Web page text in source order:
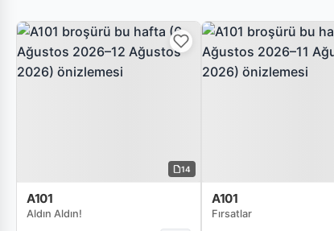
14
A101
Aldın Aldın!
A101
Fırsatlar